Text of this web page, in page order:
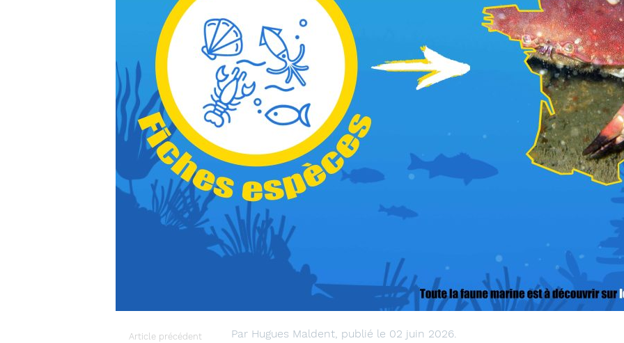
Article précédent Par Hugues Maldent, publié le 02 juin 2026.